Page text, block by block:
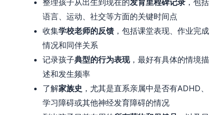
整理孩子从出生到现在的发育里程碑记录 ，包括
语言、运动、社交等方面的关键时间点
收集学校老师的反馈 ，包括课堂表现、作业完成
情况和同伴关系
记录孩子典型的行为表现，最好有具体的情境描
述和发生频率
了解家族史 ，尤其是直系亲属中是否有ADHD、
学习障碍或其他神经发育障碍的情况